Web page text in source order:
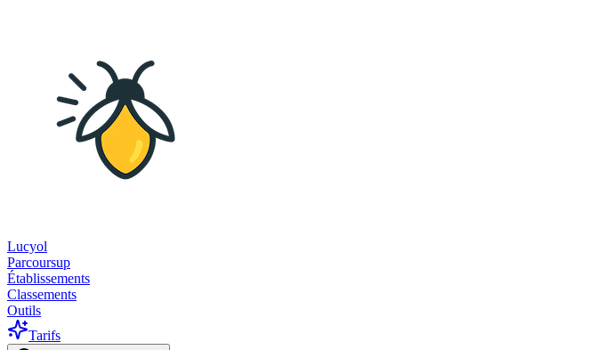
Lucyol
Parcoursup
Établissements
Classements
Outils
Tarifs